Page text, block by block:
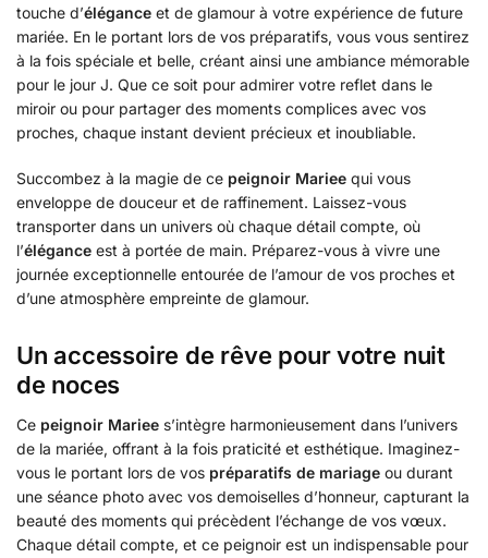
touche d’élégance et de glamour à votre expérience de future
mariée. En le portant lors de vos préparatifs, vous vous sentirez
à la fois spéciale et belle, créant ainsi une ambiance mémorable
pour le jour J. Que ce soit pour admirer votre reflet dans le
miroir ou pour partager des moments complices avec vos
proches, chaque instant devient précieux et inoubliable.
Succombez à la magie de ce peignoir Mariee qui vous
enveloppe de douceur et de raffinement. Laissez-vous
transporter dans un univers où chaque détail compte, où
l’élégance est à portée de main. Préparez-vous à vivre une
journée exceptionnelle entourée de l’amour de vos proches et
d’une atmosphère empreinte de glamour.
Un accessoire de rêve pour votre nuit
de noces
Ce peignoir Mariee s’intègre harmonieusement dans l’univers
de la mariée, offrant à la fois praticité et esthétique. Imaginez-
vous le portant lors de vos préparatifs de mariage ou durant
une séance photo avec vos demoiselles d’honneur, capturant la
beauté des moments qui précèdent l’échange de vos vœux.
Chaque détail compte, et ce peignoir est un indispensable pour